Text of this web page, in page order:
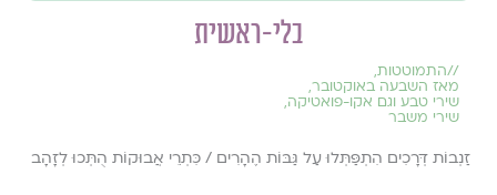
בלי-ראשית
//התמוטטות,
מאז השבעה באוקטובר,
שירי טבע וגם אקו-פואטיקה,
שירי משבר
זַנְבוֹת דְּרָכִים הִתְפַּתְּלוּ עַל גַּבּוֹת הֶהָרִים / כִּתְרֵי אֲבוּקוֹת הֻתְּכוּ לְזָהָב